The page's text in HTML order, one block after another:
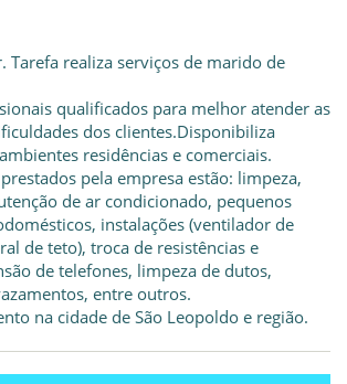
Tarefa realiza serviços de marido de
qualificados para melhor atender as
dos clientes.Disponibiliza
residências e comerciais.
pela empresa estão: limpeza,
de ar condicionado, pequenos
instalações (ventilador de
de teto), troca de resistências e
de telefones, limpeza de dutos,
entre outros.
na cidade de São Leopoldo e região.